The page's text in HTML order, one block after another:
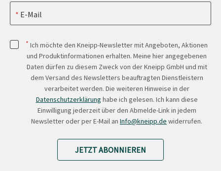
E-Mail
* Ich möchte den Kneipp-Newsletter mit Angeboten, Aktionen
und Produktinformationen erhalten. Meine hier angegebenen
Daten dürfen zu diesem Zweck von der Kneipp GmbH und mit
dem Versand des Newsletters beauftragten Dienstleistern
verarbeitet werden. Die weiteren Hinweise in der
Datenschutzerklärung habe ich gelesen. Ich kann diese
Einwilligung jederzeit über den Abmelde-Link in jedem
Newsletter oder per E-Mail an Info@kneipp.de widerrufen.
JETZT ABONNIEREN